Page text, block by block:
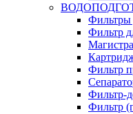
Фильтры
Фильтр
Фильтр
Фильтр-
Фильтр